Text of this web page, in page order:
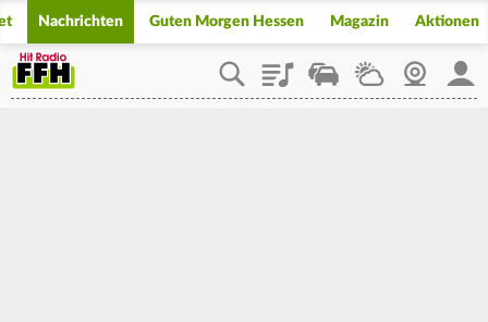
Nachrichten Guten Morgen Hessen Magazin Aktionen
PlaylistStaupilotWetterWebcam